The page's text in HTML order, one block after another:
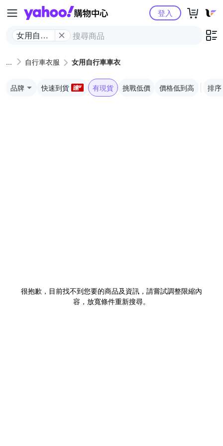
Yahoo購物中心
女用自行
登入
自行車衣服 女用自行車車衣
品牌 快速到貨 有現貨 挑戰低價 價格低到高 排序
很抱歉，目前找不到您要的商品及資訊，請嘗試調整限縮內
容，放寬條件重新搜尋。